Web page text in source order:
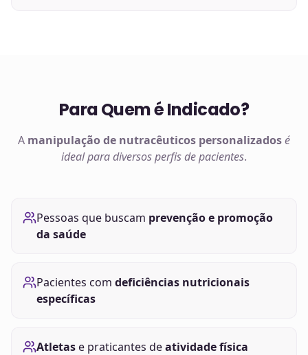
Para Quem é Indicado?
A manipulação de nutracêuticos personalizadosé
ideal para diversos perfis de pacientes.
Pessoas que buscam prevenção e promoção
da saúde
Pacientes com deficiências nutricionais
específicas
Atletase praticantes deatividade física